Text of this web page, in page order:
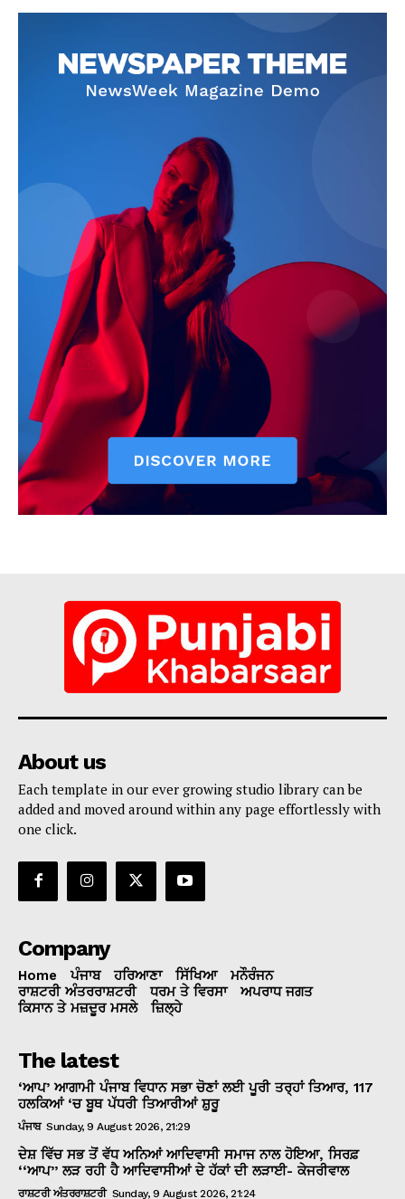
About us
Each template in our ever growing studio library can be
added and moved around within any page effortlessly with
one click.
Company
Home ਪੰਜਾਬ ਹਰਿਆਣਾ ਸਿੱਖਿਆ
ਮਨੌਰੰਜਨ
ਰਾਸ਼ਟਰੀ ਅੰਤਰਰਾਸ਼ਟਰੀ
ਧਰਮ ਤੇ ਵਿਰਸਾ
ਅਪਰਾਧ ਜਗਤ
ਕਿਸਾਨ ਤੇ ਮਜ਼ਦੂਰ ਮਸਲੇ
ਜ਼ਿਲ੍ਹੇ
The latest
‘ਆਪ’ ਆਗਾਮੀ ਪੰਜਾਬ ਵਿਧਾਨ ਸਭਾ ਚੋਣਾਂ ਲਈ ਪੂਰੀ ਤਰ੍ਹਾਂ ਤਿਆਰ, 117
ਹਲਕਿਆਂ ‘ਚ ਬੂਥ ਪੱਧਰੀ ਤਿਆਰੀਆਂ ਸ਼ੁਰੂ
ਪੰਜਾਬ Sunday, 9 August 2026, 21:29
ਦੇਸ਼ ਵਿੱਚ ਸਭ ਤੋਂ ਵੱਧ ਅਨਿਆਂ ਆਦਿਵਾਸੀ ਸਮਾਜ ਨਾਲ ਹੋਇਆ, ਸਿਰਫ਼
‘‘ਆਪ’’ ਲੜ ਰਹੀ ਹੈ ਆਦਿਵਾਸੀਆਂ ਦੇ ਹੱਕਾਂ ਦੀ ਲੜਾਈ- ਕੇਜਰੀਵਾਲ
ਰਾਸ਼ਟਰੀ ਅੰਤਰਰਾਸ਼ਟਰੀ Sunday, 9 August 2026, 21:24